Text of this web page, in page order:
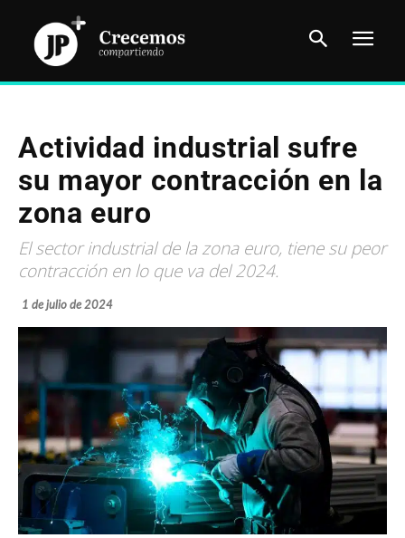
Actividad industrial sufre
su mayor contracción en la
zona euro
El sector industrial de la zona euro, tiene su peor
contracción en lo que va del 2024.
1 de julio de 2024